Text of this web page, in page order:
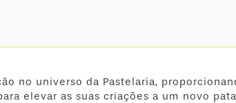
no universo da Pastelaria,
elevar as suas criações a um novo